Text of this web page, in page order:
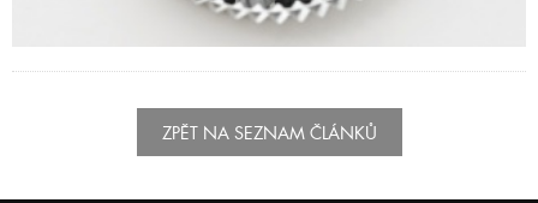
ZPĚT NA SEZNAM ČLÁNKŮ